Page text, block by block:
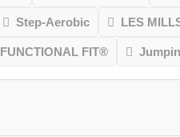
Step-Aerobic LES
FUNCTIONAL FIT®